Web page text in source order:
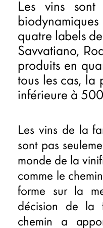
Les vins
quatre labels
Savvatiano,
produits en
tous les cas, la
inférieure à
Les vins de la
sont pas
monde de la
comme le
forme sur la
décision de la
chemin a